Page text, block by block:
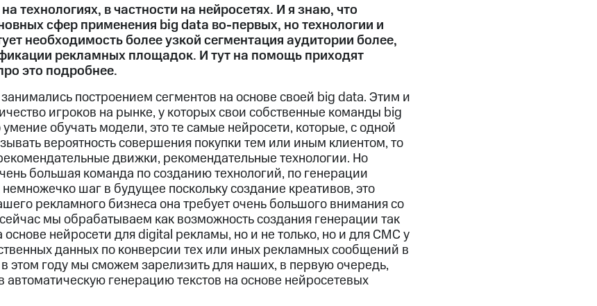
технологиях, в частности на нейросетях. И я знаю, что
сфер применения big data во-первых, но технологии и
необходимость более узкой сегментация аудитории более,
рекламных площадок. И тут на помощь приходят
это подробнее.
построением сегментов на основе своей big data. Этим и
игроков на рынке, у которых свои собственные команды big
обучать модели, это те самые нейросети, которые, с одной
вероятность совершения покупки тем или иным клиентом, то
движки, рекомендательные технологии. Но
большая команда по созданию технологий, по генерации
шаг в будущее поскольку создание креативов, это
рекламного бизнеса она требует очень большого внимания со
мы обрабатываем как возможность создания генерации так
нейросети для digital рекламы, но и не только, но и для СМС у
данных по конверсии тех или иных рекламных сообщений в
этом году мы сможем зарелизить для наших, в первую очередь,
генерацию текстов на основе нейросетевых